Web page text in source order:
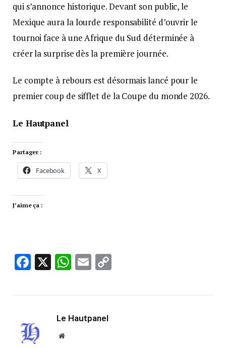
qui s’annonce historique. Devant son public, le
Mexique aura la lourde responsabilité d’ouvrir le
tournoi face à une Afrique du Sud déterminée à
créer la surprise dès la première journée.
Le compte à rebours est désormais lancé pour le
premier coup de sifflet de la Coupe du monde 2026.
Le Hautpanel
Partager :
Facebook X
J’aime ça :
Facebook
X WhatsApp
Email
Le Hautpanel
Website